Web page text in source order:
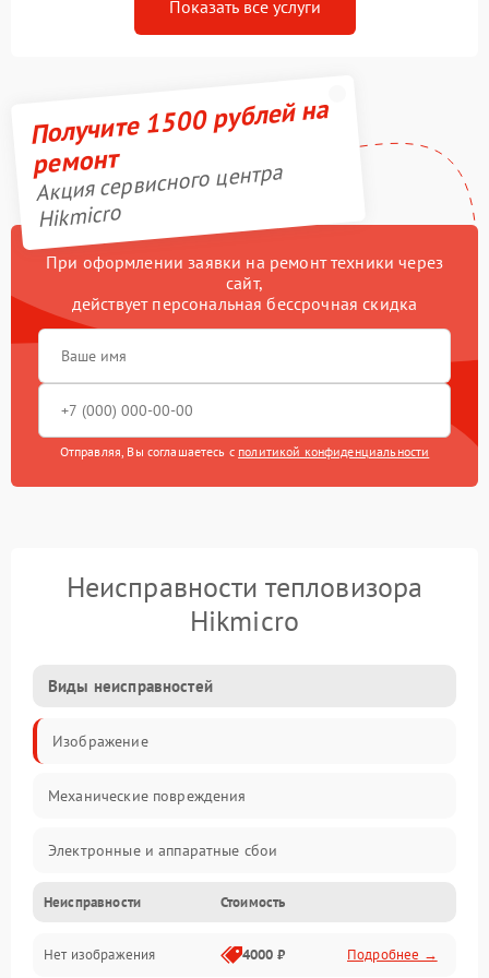
Показать все услуги
Получите 1500 рублей на
ремонт
Акция сервисного центра
Hikmicro
При оформлении заявки на ремонт техники через
сайт,
действует персональная бессрочная скидка
Отправляя, Вы соглашаетесь с политикой конфиденциальности
Неисправности тепловизора
Hikmicro
Виды неисправностей
Изображение
Механические повреждения
Электронные и аппаратные сбои
Неисправности сенсора и оптики
Программные ошибки
Неисправности Стоимость
Нет изображения 4000 ₽ Подробнее →